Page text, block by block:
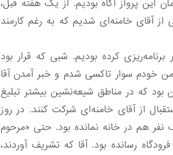
این پرواز آگاه بودیم. از یک هفته قبل،
آقای خامنه‌ای شدیم که به رغم کارمند
کرده بودیم. شبی که قرار بود
خودم سوار تاکسی شدم و خبر آمدن آقا
بود که در مناطق شیعه‌نشین بیشتر تبلیغ
از آقای خامنه‌ای شرکت کنند. در روز
نفر هم در خانه نمانده بود. حتی «مرحوم
که پیرمرد 85 ساله‌ای بود، خودش را به فرودگاه رسانده بود. آقا که تشریف آوردند،‌